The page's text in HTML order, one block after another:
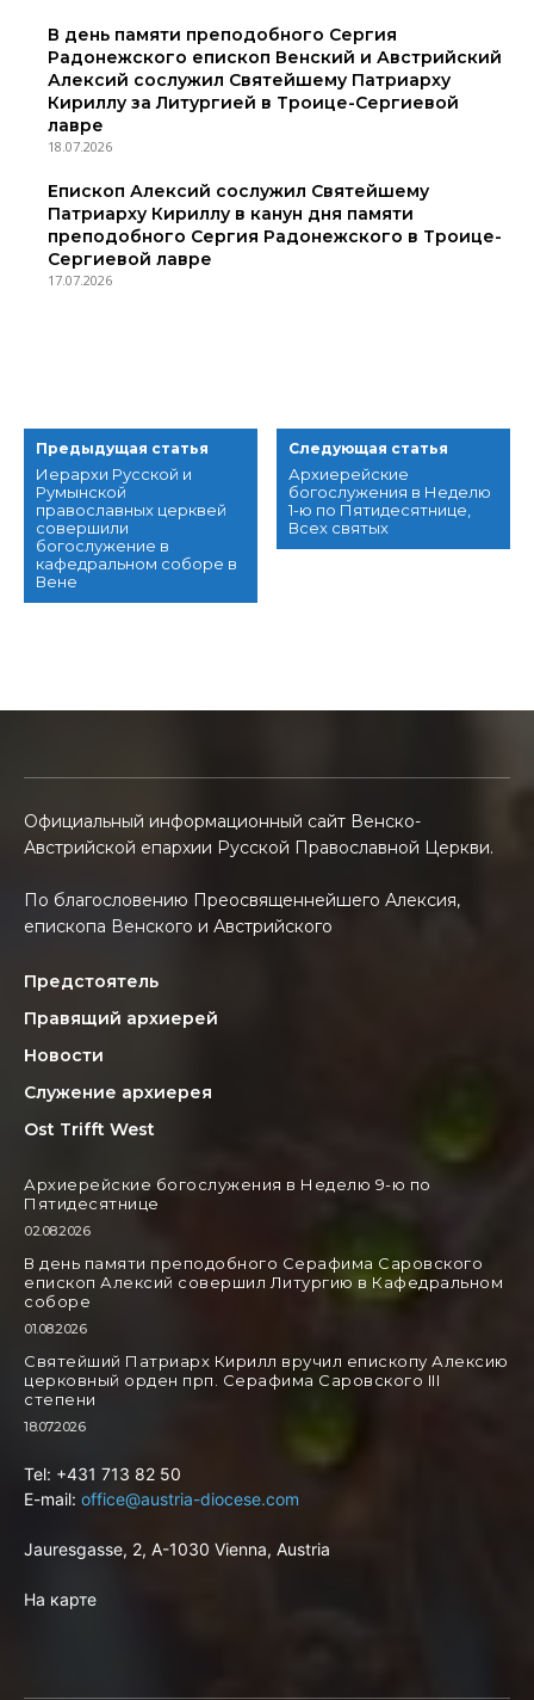
В день памяти преподобного Сергия
Радонежского епископ Венский и Австрийский
Алексий сослужил Святейшему Патриарху
Кириллу за Литургией в Троице-Сергиевой
лавре
18.07.2026
Епископ Алексий сослужил Святейшему
Патриарху Кириллу в канун дня памяти
преподобного Сергия Радонежского в Троице-
Сергиевой лавре
17.07.2026
Предыдущая статья
Иерархи Русской и
Румынской
православных церквей
совершили
богослужение в
кафедральном соборе в
Вене
Следующая статья
Архиерейские
богослужения в Неделю
1-ю по Пятидесятнице,
Всех святых
Официальный информационный сайт Венско-
Австрийской епархии Русской Православной Церкви.
По благословению Преосвященнейшего Алексия,
епископа Венского и Австрийского
Предстоятель
Правящий архиерей
Новости
Служение архиерея
Ost Trifft West
Архиерейские богослужения в Неделю 9-ю по
Пятидесятнице
02.08.2026
В день памяти преподобного Серафима Саровского
епископ Алексий совершил Литургию в Кафедральном
соборе
01.08.2026
Святейший Патриарх Кирилл вручил епископу Алексию
церковный орден прп. Серафима Саровского III
степени
18.07.2026
Tel: +431 713 82 50
E-mail: office@austria-diocese.com
Jauresgasse, 2, A-1030 Vienna, Austria
На карте